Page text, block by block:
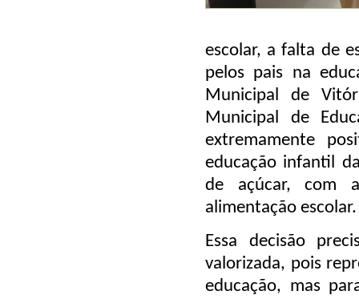
escolar, a falta de
pelos pais na
Municipal de
Municipal de
extremamente
educação infantil
de açúcar, com
alimentação escolar.
Essa decisão
valorizada, pois
educação, mas